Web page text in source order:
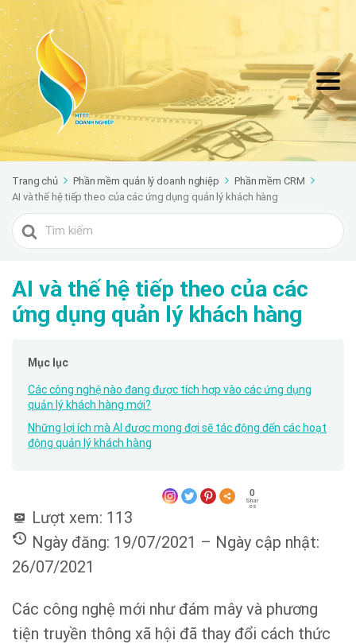
Trang chủ Phần mềm quản lý doanh nghiệp
Phần mềm CRM
AI và thế hệ tiếp theo của các ứng dụng quản lý khách hàng
Search
For
AI và thế hệ tiếp theo của các
ứng dụng quản lý khách hàng
Mục lục
Các công nghệ nào đang được tích hợp vào các ứng dụng
quản lý khách hàng mới?
Những lợi ích mà AI được mong đợi sẽ tác động đến các hoạt
động quản lý khách hàng
0
Shar
es
Lượt xem: 113
Ngày đăng: 19/07/2021 – Ngày cập nhật:
26/07/2021
Các công nghệ mới như đám mây và phương
tiện truyền thông xã hội đã thay đổi cách thức